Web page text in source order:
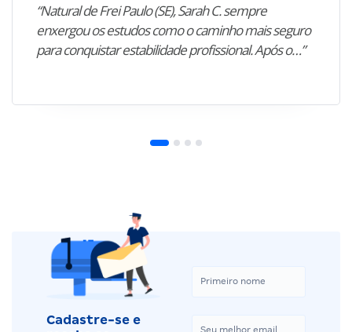
“Natural de Frei Paulo (SE), Sarah C. sempre
enxergou os estudos como o caminho mais seguro
para conquistar estabilidade profissional. Após o…”
Cadastre-se e